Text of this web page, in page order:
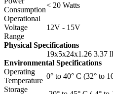
Consumption
< 20 Watts
Operational
Voltage
Range
12V - 15V
Physical Specifications
19х5х24х1.26 3.37
Environmental Specifications
Operating
Temperature
0° to 40° C (32° to
Storage